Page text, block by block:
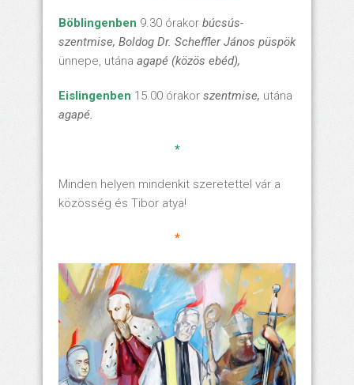
Böblingenben 9.30 órakor búcsús-
szentmise, Boldog Dr. Scheffler János püspök
ünnepe, utána agapé (közös ebéd),
Eislingenben 15.00 órakor szentmise, utána
agapé.
*
Minden helyen mindenkit szeretettel vár a
közösség és Tibor atya!
*